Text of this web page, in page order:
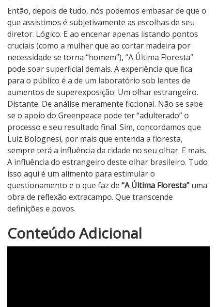
Então, depois de tudo, nós podemos embasar de que o
que assistimos é subjetivamente as escolhas de seu
diretor. Lógico. E ao encenar apenas listando pontos
cruciais (como a mulher que ao cortar madeira por
necessidade se torna “homem”), “A Última Floresta”
pode soar superficial demais. A experiência que fica
para o público é a de um laboratório sob lentes de
aumentos de superexposição. Um olhar estrangeiro.
Distante. De análise meramente ficcional. Não se sabe
se o apoio do Greenpeace pode ter “adulterado” o
processo e seu resultado final. Sim, concordamos que
Luiz Bolognesi, por mais que entenda a floresta,
sempre terá a influência da cidade no seu olhar. E mais.
A influência do estrangeiro deste olhar brasileiro. Tudo
isso aqui é um alimento para estimular o
questionamento e o que faz de “A Última Floresta” uma
obra de reflexão extracampo. Que transcende
definições e povos.
N
o
Conteúdo Adicional